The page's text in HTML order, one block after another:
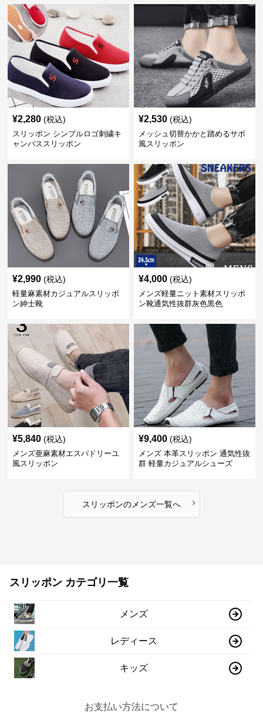
¥2,280 (税込)
スリッポン シンプルロゴ刺繍キ
ャンバススリッポン
¥2,530 (税込)
メッシュ切替かかと踏めるサボ
風スリッポン
¥2,990 (税込)
軽量麻素材カジュアルスリッポ
ン紳士靴
¥4,000 (税込)
メンズ軽量ニット素材スリッポ
ン靴通気性抜群灰色黒色
¥5,840 (税込)
メンズ亜麻素材エスパドリーユ
風スリッポン
¥9,400 (税込)
メンズ 本革スリッポン 通気性抜
群 軽量カジュアルシューズ
スリッポンのメンズ一覧へ ›
スリッポン カテゴリ一覧
メンズ
レディース
キッズ
お支払い方法について